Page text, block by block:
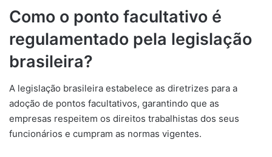
Como o ponto facultativo é
regulamentado pela legislação
brasileira?
A legislação brasileira estabelece as diretrizes para a
adoção de pontos facultativos, garantindo que as
empresas respeitem os direitos trabalhistas dos seus
funcionários e cumpram as normas vigentes.